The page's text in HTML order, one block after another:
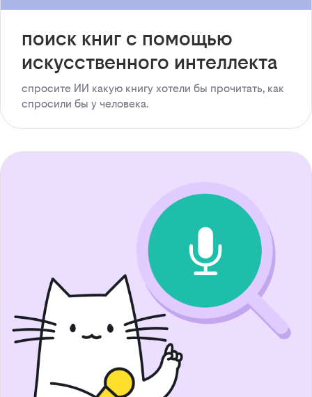
поиск книг с помощью
искусственного интеллекта
спросите ИИ какую книгу хотели бы прочитать, как
спросили бы у человека.